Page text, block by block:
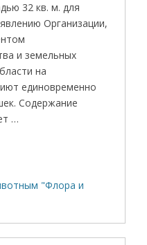
32 кв. м. для
Организации,
и земельных
на
единовременно
Содержание
…
"Флора и